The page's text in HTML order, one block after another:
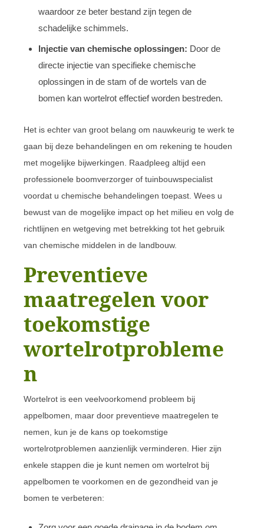
waardoor ze beter bestand zijn tegen de
schadelijke schimmels.
Injectie van chemische oplossingen: Door de
directe injectie van specifieke chemische
oplossingen in de stam of de wortels van de
bomen kan wortelrot effectief worden bestreden.
Het is echter van groot belang om nauwkeurig te werk te
gaan bij deze behandelingen en om rekening te houden
met mogelijke bijwerkingen. Raadpleeg altijd een
professionele boomverzorger of tuinbouwspecialist
voordat u chemische behandelingen toepast. Wees u
bewust van de mogelijke impact op het milieu en volg de
richtlijnen en wetgeving met betrekking tot het gebruik
van chemische middelen in de landbouw.
Preventieve
maatregelen voor
toekomstige
wortelrotprobleme
n
Wortelrot is een veelvoorkomend probleem bij
appelbomen, maar door preventieve maatregelen te
nemen, kun je de kans op toekomstige
wortelrotproblemen aanzienlijk verminderen. Hier zijn
enkele stappen die je kunt nemen om wortelrot bij
appelbomen te voorkomen en de gezondheid van je
bomen te verbeteren: